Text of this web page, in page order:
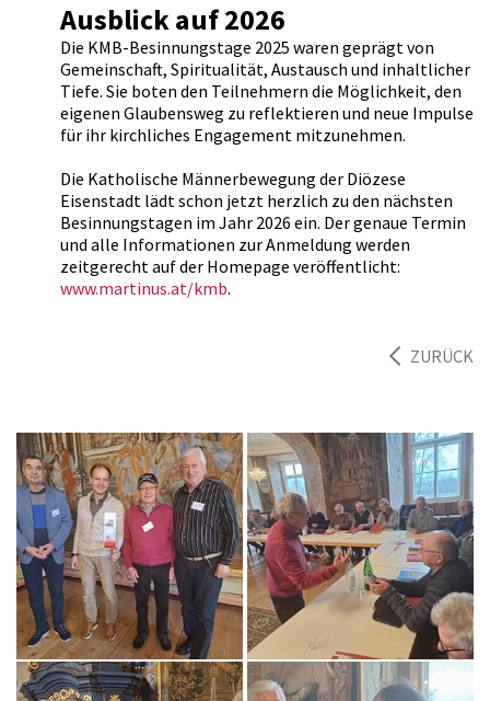
Ausblick auf 2026
Die KMB-Besinnungstage 2025 waren geprägt von
Gemeinschaft, Spiritualität, Austausch und inhaltlicher
Tiefe. Sie boten den Teilnehmern die Möglichkeit, den
eigenen Glaubensweg zu reflektieren und neue Impulse
für ihr kirchliches Engagement mitzunehmen.
Die Katholische Männerbewegung der Diözese
Eisenstadt lädt schon jetzt herzlich zu den nächsten
Besinnungstagen im Jahr 2026 ein. Der genaue Termin
und alle Informationen zur Anmeldung werden
zeitgerecht auf der Homepage veröffentlicht:
www.martinus.at/kmb.
ZURÜCK